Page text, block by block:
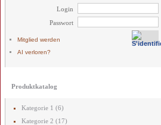
Login
Passwort
Mitglied werden
AI verloren?
Produktkatalog
Kategorie 1 (6)
Kategorie 2 (17)